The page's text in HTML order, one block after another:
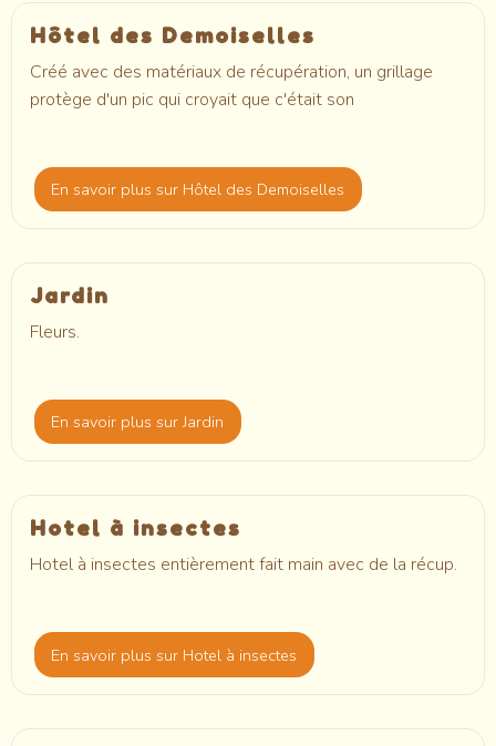
Hôtel des Demoiselles
Créé avec des matériaux de récupération, un grillage
protège d'un pic qui croyait que c'était son
En savoir plussur Hôtel des Demoiselles
Jardin
Fleurs.
En savoir plussur Jardin
Hotel à insectes
Hotel à insectes entièrement fait main avec de la récup.
En savoir plussur Hotel à insectes